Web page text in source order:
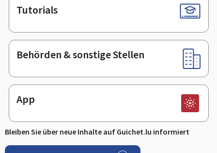
Tutorials
Behörden & sonstige Stellen
App
Bleiben Sie über neue Inhalte auf Guichet.lu informiert